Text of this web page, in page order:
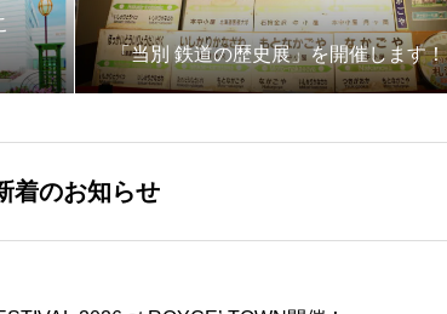
「当別 鉄道の歴史展」を開催します！
着のお知らせ